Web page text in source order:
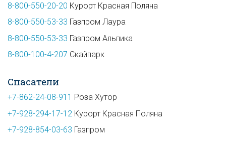
8-800-550-20-20 Курорт Красная Поляна
8-800-550-53-33 Газпром Лаура
8-800-550-53-33 Газпром Альпика
8-800-100-4-207 Скайпарк
Спасатели
+7-862-24-08-911 Роза Хутор
+7-928-294-17-12 Курорт Красная Поляна
+7-928-854-03-63 Газпром